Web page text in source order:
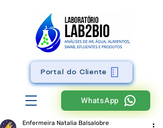
WhatsApp
Portal do Cliente
Enfermeira Natalia Balsalobre